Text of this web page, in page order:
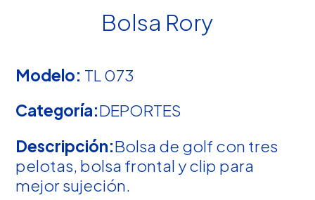
Bolsa Rory
Modelo: TL 073
Categoría:DEPORTES
Descripción:Bolsa de golf con tres
pelotas, bolsa frontal y clip para
mejor sujeción.